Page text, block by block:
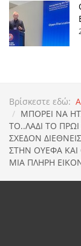
Βρίσκεστε εδώ:
ΜΠΟΡΕΙ ΝΑ
ΤΟ..ΛΑΔΙ ΤΟ
ΣΧΕΔΟΝ
ΣΤΗΝ ΟΥΕΦΑ
ΜΙΑ ΠΛΗΡΗ